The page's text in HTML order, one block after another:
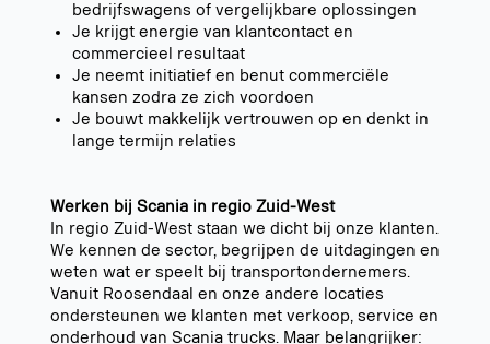
bedrijfswagens of vergelijkbare oplossingen
Je krijgt energie van klantcontact en
commercieel resultaat
Je neemt initiatief en benut commerciële
kansen zodra ze zich voordoen
Je bouwt makkelijk vertrouwen op en denkt in
lange termijn relaties
Werken bij Scania in regio Zuid-West
In regio Zuid-West staan we dicht bij onze klanten.
We kennen de sector, begrijpen de uitdagingen en
weten wat er speelt bij transportondernemers.
Vanuit Roosendaal en onze andere locaties
ondersteunen we klanten met verkoop, service en
onderhoud van Scania trucks. Maar belangrijker: